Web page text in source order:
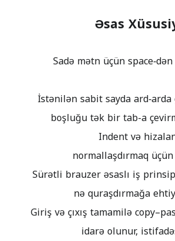
Əsas
Sadə mətn üçün
İstənilən sabit sayda
boşluğu tək bir tab-a
Indent və
normallaşdırmaq
Sürətli brauzer əsaslı iş
nə quraşdırmağa
Giriş və çıxış tamamilə
idarə olunur,